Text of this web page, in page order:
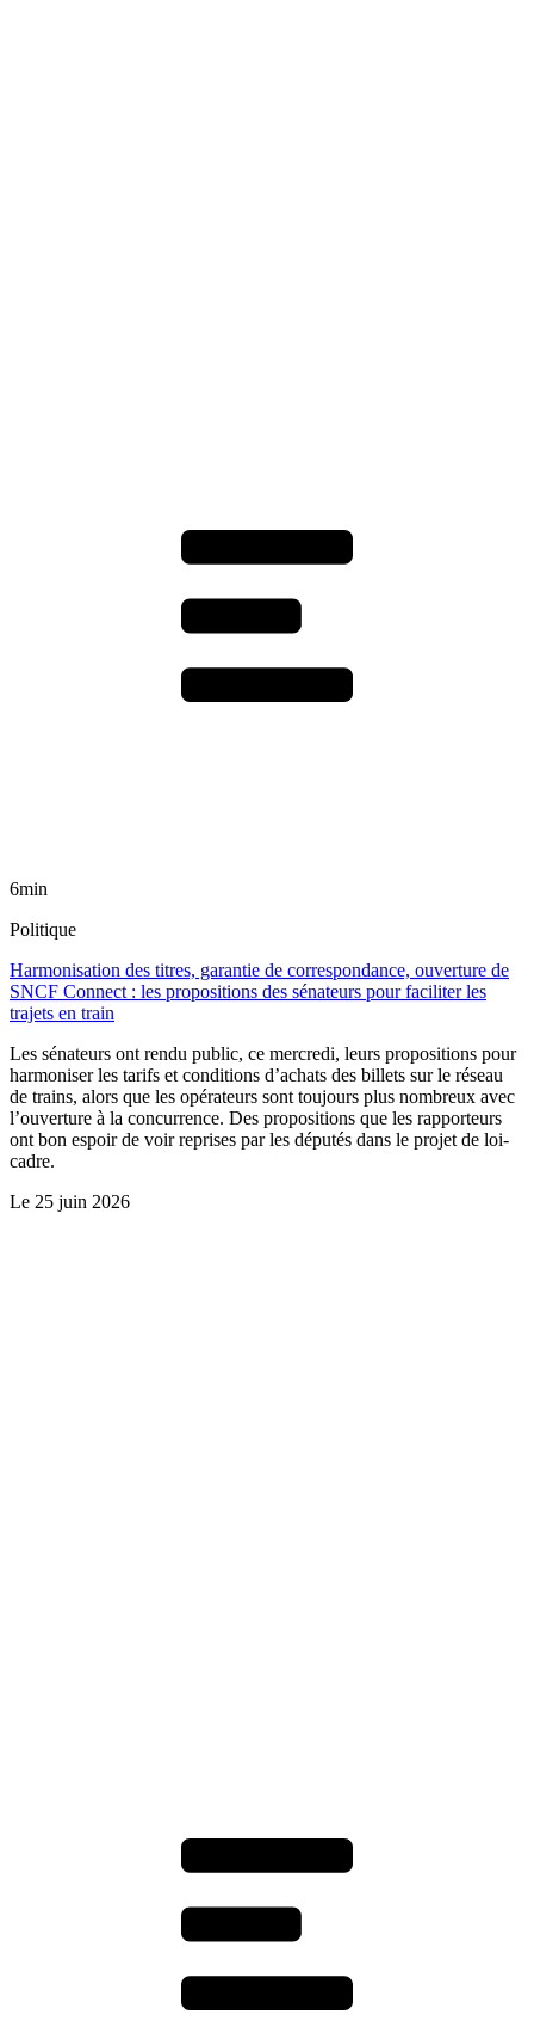
6min
Politique
Harmonisation des titres, garantie de correspondance, ouverture de
SNCF Connect : les propositions des sénateurs pour faciliter les
trajets en train
Les sénateurs ont rendu public, ce mercredi, leurs propositions pour
harmoniser les tarifs et conditions d’achats des billets sur le réseau
de trains, alors que les opérateurs sont toujours plus nombreux avec
l’ouverture à la concurrence. Des propositions que les rapporteurs
ont bon espoir de voir reprises par les députés dans le projet de loi-
cadre.
Le 25 juin 2026